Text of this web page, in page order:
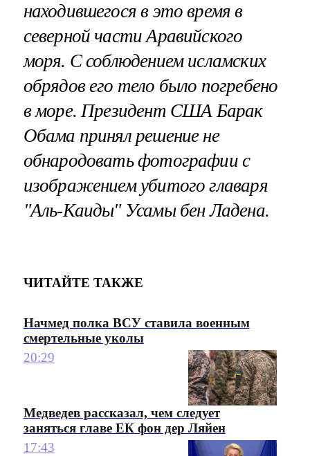
находившегося в это время в
северной части Аравийского
моря. С соблюдением исламских
обрядов его тело было погребено
в море. Президент США Барак
Обама принял решение не
обнародовать фотографии с
изображением убитого главаря
"Аль-Каиды" Усамы бен Ладена.
ЧИТАЙТЕ ТАКЖЕ
Начмед полка ВСУ ставила военным
смертельные уколы
20:29
Медведев рассказал, чем следует
заняться главе ЕК фон дер Ляйен
17:43